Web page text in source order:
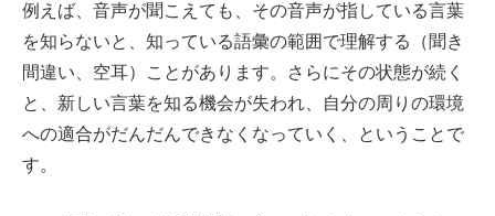
例えば、音声が聞こえても、その音声が指している言葉
を知らないと、知っている語彙の範囲で理解する（聞き
間違い、空耳）ことがあります。さらにその状態が続く
と、新しい言葉を知る機会が失われ、自分の周りの環境
への適合がだんだんできなくなっていく、ということで
す。